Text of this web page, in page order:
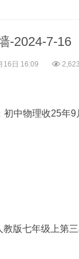
-2024-7-16
16日 16:09 2,623
初中物理收25年9
版七年级上第三